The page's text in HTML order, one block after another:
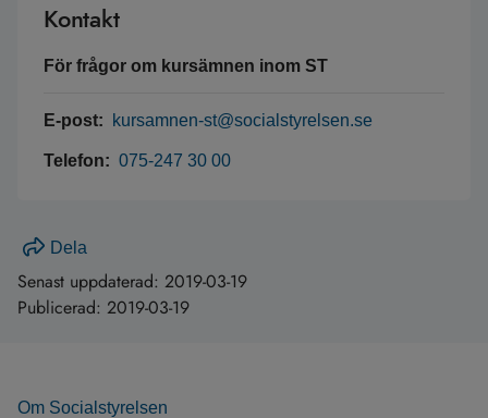
Kontakt
För frågor om kursämnen inom ST
E-post: kursamnen-st@socialstyrelsen.se
Telefon: 075-247 30 00
Dela
Senast uppdaterad: 2019-03-19
Publicerad: 2019-03-19
Om Socialstyrelsen